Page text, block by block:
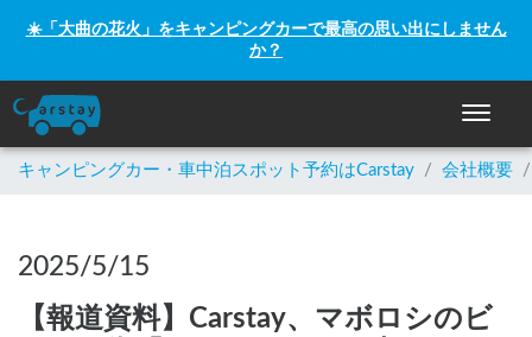
☀️「大曲の花火」をキャンピングカーで最高の思い出にしません
か？
ナビゲ
キャンピングカー・車中泊スポット予約はCarstay / 会社概要 /
2025/5/15
【報道資料】Carstay、マボロシのビ